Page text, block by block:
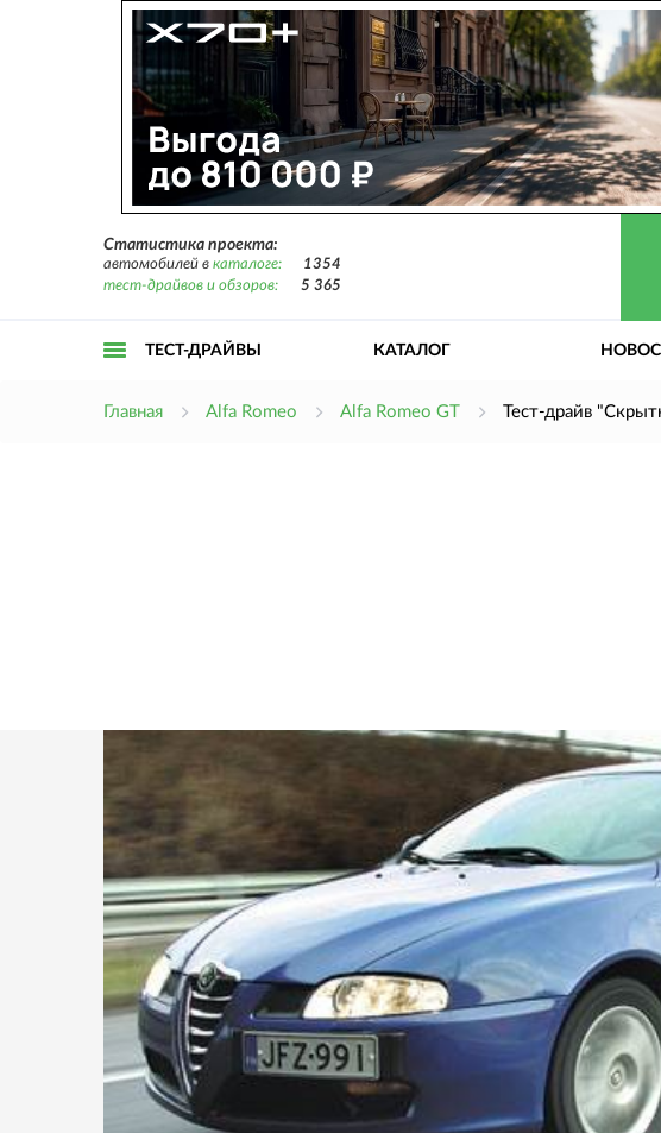
Статистика проекта:
автомобилей в каталоге:
1354
тест-драйвов и обзоров:
5 365
ТЕСТ-ДРАЙВЫ КАТАЛОГ
Главная Alfa Romeo Alfa Romeo GT Тест-драйв